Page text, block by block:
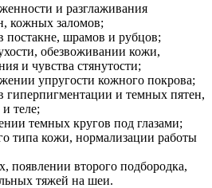
и разглаживания
кожных заломов;
постакне, шрамов и рубцов;
обезвоживании кожи,
и чувства стянутости;
упругости кожного покрова;
гиперпигментации и темных пятен,
теле;
темных кругов под глазами;
типа кожи, нормализации работы
появлении второго подбородка,
тяжей на шеи.